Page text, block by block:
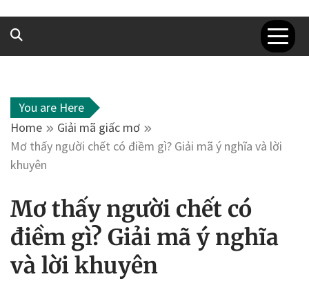
You are Here
Home
Giải mã giấc mơ
Mơ thấy người chết có điềm gì? Giải mã ý nghĩa và lời
khuyên
Mơ thấy người chết có
điềm gì? Giải mã ý nghĩa
và lời khuyên